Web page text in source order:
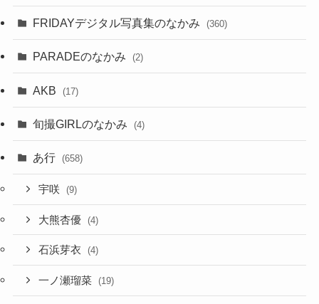
FRIDAYデジタル写真集のなかみ (360)
PARADEのなかみ (2)
AKB (17)
旬撮GIRLのなかみ (4)
あ行 (658)
宇咲 (9)
大熊杏優 (4)
石浜芽衣 (4)
一ノ瀬瑠菜 (19)